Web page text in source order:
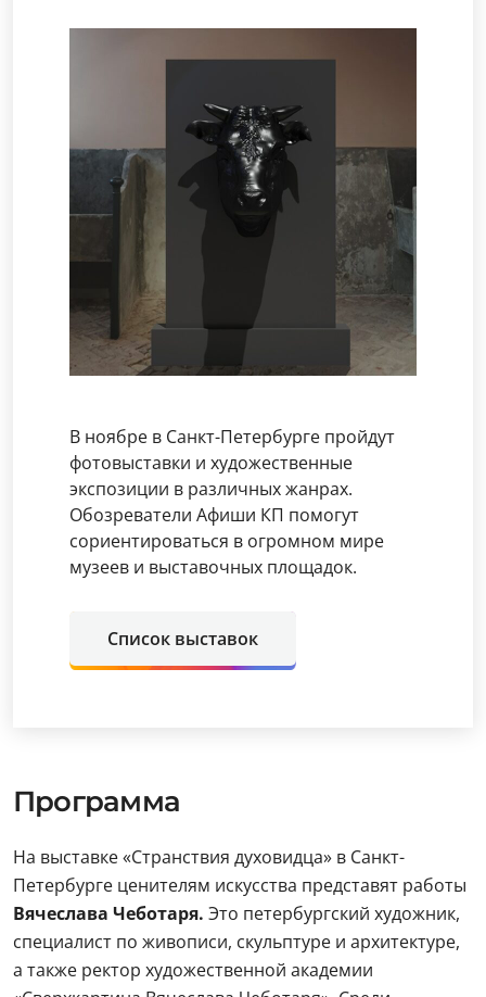
В ноябре в Санкт-Петербурге пройдут
фотовыставки и художественные
экспозиции в различных жанрах.
Обозреватели Афиши КП помогут
сориентироваться в огромном мире
музеев и выставочных площадок.
Список выставок
Программа
На выставке «Странствия духовидца» в Санкт-
Петербурге ценителям искусства представят работы
Вячеслава Чеботаря. Это петербургский художник,
специалист по живописи, скульптуре и архитектуре,
а также ректор художественной академии